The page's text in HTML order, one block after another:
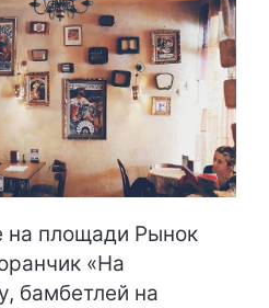
площади Рынок
«На
бамбетлей на